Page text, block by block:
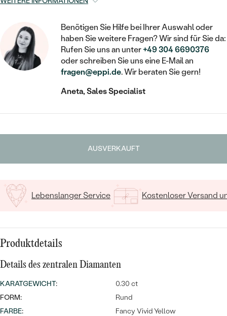
LUXURIÖSE
Eheringe
MIT DIAMANT
MIT LAB GROWN DIAMANT
MIT MOISSANIT
MIT FARBIGEN DIAMANTEN
MIT SALT AND PEPPER DIAMANTEN
NACH MATERIAL
PLATIN
SILBER
GOLD
SILBER
EDELSTEINSCHMUCK
SCHMUCK MIT LAB GROWN
DIAMANTEN
PERLENSCHMUCK
NACH STYL
PERSONALISIERT
SYMBOLISCH
MIT EDELSTEIN
PERLENOHRRINGE
MIT TIEREN
NACH EDELSTEIN
MIT DIAMANT
PREISWERTE
LUXURIÖSE
MIT EDELSTEIN
PERLENRINGE
Benötigen Sie Hilfe bei Ihrer Auswahl oder
haben Sie weitere Fragen? Wir sind für Sie da:
Rufen Sie uns an unter+49 304 6690376
oder schreiben Sie uns eine E-Mail an
fragen@eppi.de. Wir beraten Sie gern!
Aneta, Sales Specialist
AUSVERKAUFT
Lebenslanger Service Kostenloser Versand
Produktdetails
Details des zentralen Diamanten
KARATGEWICHT:
0.30 ct
FORM:
Rund
FARBE:
Fancy Vivid Yellow